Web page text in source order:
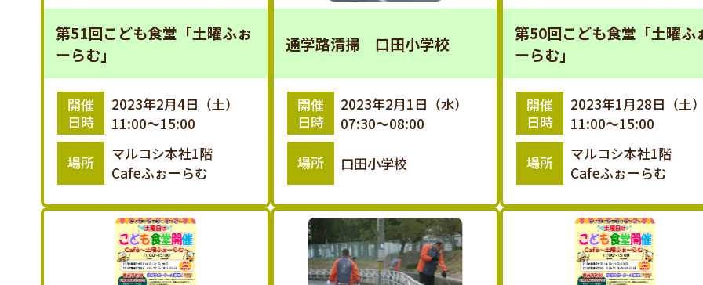
第51回こども食堂「土曜ふぉ
ーらむ」
開催
日時
2023年2月4日（土）
11:00～15:00
場所
マルコシ本社1階
Cafeふぉーらむ
通学路清掃 口田小学校
開催
日時
2023年2月1日（水）
07:30～08:00
場所 口田小学校
第50回こども食堂「土曜ふ
ーらむ」
開催
日時
2023年1月28日（土）
11:00～15:00
場所
マルコシ本社1階
Cafeふぉーらむ